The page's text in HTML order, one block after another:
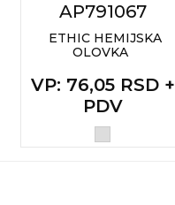
AP791067
ETHIC HEMIJSKA
OLOVKA
VP: 76,05 RSD +
PDV